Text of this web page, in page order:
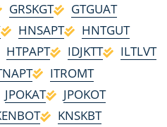
GRSKGT
GTGUAT
HNSAPT
HNTGUT
HTPAPT IDJKTT
ILTLVT
ITROMT
JPOKAT
JPOKOT
KNSKBT